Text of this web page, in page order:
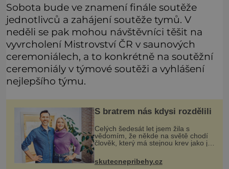
Sobota bude ve znamení finále soutěže
jednotlivců a zahájení soutěže tymů. V
neděli se pak mohou návštěvníci těšit na
vyvrcholení Mistrovství ČR v saunových
ceremoniálech, a to konkrétně na soutěžní
ceremoniály v týmové soutěži a vyhlášení
nejlepšího týmu.
S bratrem nás kdysi rozdělili
Celých šedesát let jsem žila s
vědomím, že někde na světě chodí
člověk, který má stejnou krev jako já.
Jen jsem si už nedovedla vybavit
jeho tvář. Byli jsme ještě malí, když
jsme s mým o šest let mlad
skutecnepribehy.cz